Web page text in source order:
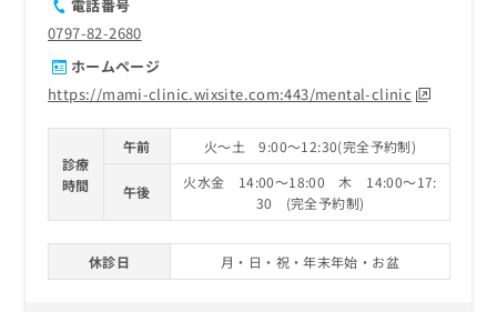
電話番号
0797-82-2680
ホームページ
https://mami-clinic.wixsite.com:443/mental-clinic
診療
時間
午前 火～土 9:00～12:30(完全予約制)
午後
火水金 14:00～18:00 木 14:00～17:
30 (完全予約制)
休診日 月・日・祝・年末年始・お盆